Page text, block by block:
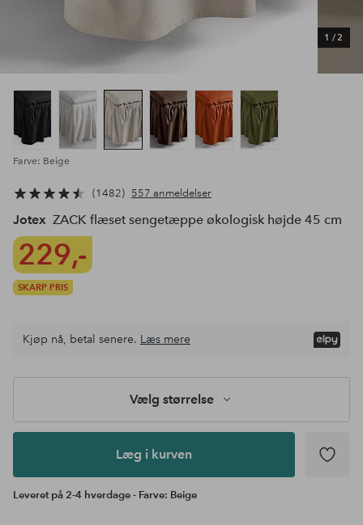
1 /2
Farve: Beige
1482 557 anmeldelser
Jotex ZACK flæset sengetæppe økologisk højde 45 cm
229,-
SKARP PRIS
størrelse
Læg i
Kjøp nå, betal senere. Læs mere
Vælg størrelse
Læg i kurven
Leveret på 2-4 hverdage - Farve: Beige